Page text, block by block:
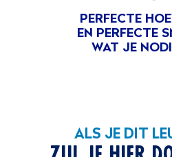
PERFECTE
EN PERFECTE
WAT JE
ALS JE DIT